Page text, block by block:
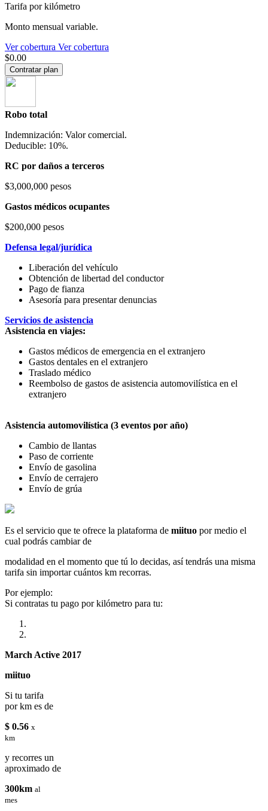
Tarifa por kilómetro
Monto mensual variable.
Ver cobertura Ver cobertura
$0.00
Contratar plan
Robo total
Indemnización: Valor comercial.
Deducible: 10%.
RC por daños a terceros
$3,000,000 pesos
Gastos médicos ocupantes
$200,000 pesos
Defensa legal/jurídica
Liberación del vehículo
Obtención de libertad del conductor
Pago de fianza
Asesoría para presentar denuncias
Servicios de asistencia
Asistencia en viajes:
Gastos médicos de emergencia en el extranjero
Gastos dentales en el extranjero
Traslado médico
Reembolso de gastos de asistencia automovilística en el
extranjero
Asistencia automovilística (3 eventos por año)
Cambio de llantas
Paso de corriente
Envío de gasolina
Envío de cerrajero
Envío de grúa
Es el servicio que te ofrece la plataforma de miituo por medio el
cual podrás cambiar de
modalidad en el momento que tú lo decidas, así tendrás una misma
tarifa sin importar cuántos km recorras.
Por ejemplo:
Si contratas tu pago por kilómetro para tu:
March Active 2017
miituo
Si tu tarifa
por km es de
$ 0.56 x
km
y recorres un
aproximado de
300km al
mes